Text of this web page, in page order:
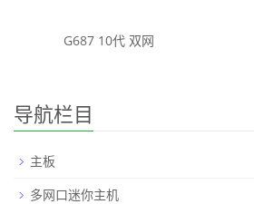
G687 10代 双网
导航栏目
主板
多网口迷你主机